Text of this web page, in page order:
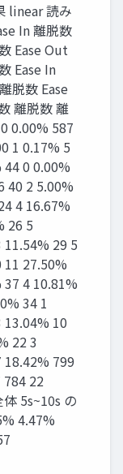
linear 読み
In 離脱数
Ease Out
Ease In
脱数 Ease
離脱数 離
0.00% 587
1 0.17% 5
0 0.00%
40 2 5.00%
4 16.67%
26 5
29 5
11 27.50%
4 10.81%
34 1
13.04% 10
22 3
18.42% 799
784 22
5s~10s の
4.47%